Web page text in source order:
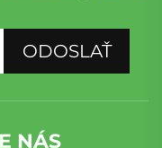
ODOSLAŤ
NÁS